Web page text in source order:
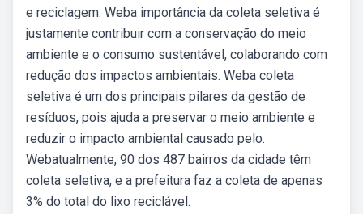
e reciclagem. Weba importância da coleta seletiva é
justamente contribuir com a conservação do meio
ambiente e o consumo sustentável, colaborando com
redução dos impactos ambientais. Weba coleta
seletiva é um dos principais pilares da gestão de
resíduos, pois ajuda a preservar o meio ambiente e
reduzir o impacto ambiental causado pelo.
Webatualmente, 90 dos 487 bairros da cidade têm
coleta seletiva, e a prefeitura faz a coleta de apenas
3% do total do lixo reciclável.